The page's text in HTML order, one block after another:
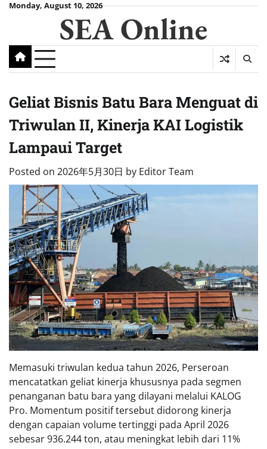
SkipMonday, August 10, 2026
SEA Online
Geliat Bisnis Batu Bara Menguat di
Triwulan II, Kinerja KAI Logistik
Lampaui Target
Posted on 2026年5月30日 by Editor Team
Memasuki triwulan kedua tahun 2026, Perseroan
mencatatkan geliat kinerja khususnya pada segmen
penanganan batu bara yang dilayani melalui KALOG
Pro. Momentum positif tersebut didorong kinerja
dengan capaian volume tertinggi pada April 2026
sebesar 936.244 ton, atau meningkat lebih dari 11%